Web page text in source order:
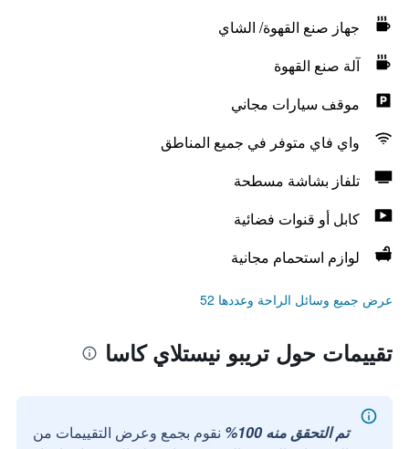
جهاز صنع القهوة/ الشاي
آلة صنع القهوة
موقف سيارات مجاني
واي فاي متوفر في جميع المناطق
تلفاز بشاشة مسطحة
كابل أو قنوات فضائية
لوازم استحمام مجانية
عرض جميع وسائل الراحة وعددها 52
تقييمات حول تريبو نيستلاي كاسا
تم التحقق منه 100%
نقوم بجمع وعرض التقييمات من